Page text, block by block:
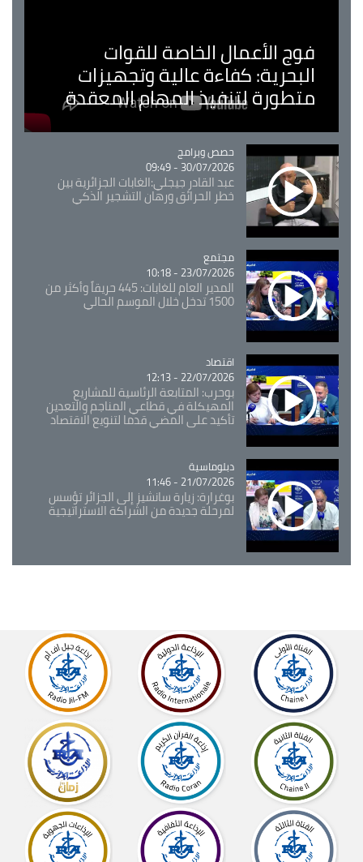
فوج الأعمال الخاصة للقوات
البحرية: كفاءة عالية وتجهيزات
متطورة لتنفيذ المهام المعقدة
Catégorie
حصص وبرامج
30/07/2026 - 09:49
عبد القادر جيجلي:الغابات الجزائرية بين
خطر الحرائق ورهان التشجير الذكي
Catégorie
مجتمع
23/07/2026 - 10:18
المدير العام للغابات: 445 حريقاً وأكثر من
1500 تدخل خلال الموسم الحالي
Catégorie
اقتصاد
22/07/2026 - 12:13
بوحرب: المتابعة الرئاسية للمشاريع
المهيكلة في قطاعي المناجم والتعدين
تأكيد على المضي قدما لتنويع الاقتصاد
Catégorie
دبلوماسية
21/07/2026 - 11:46
بوغرارة: زيارة سانشيز إلى الجزائر تؤسس
لمرحلة جديدة من الشراكة الاستراتيجية